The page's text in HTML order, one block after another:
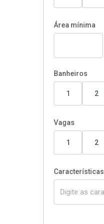
Área mínima
Banheiros
1 2
Vagas
1 2
Características